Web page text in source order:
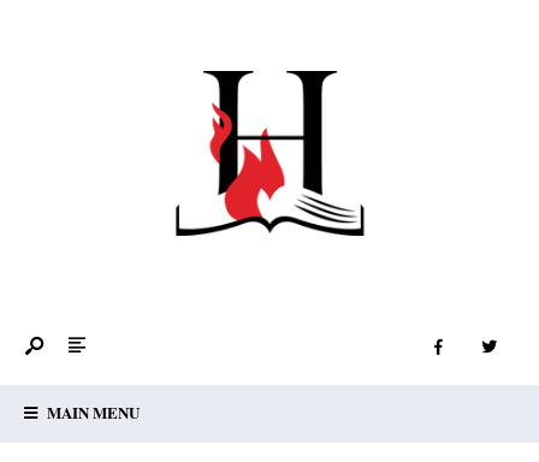
MAIN MENU